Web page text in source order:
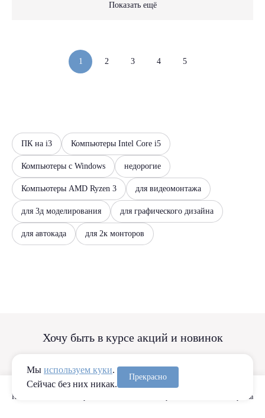
Показать ещё
1 2 3 4 5
ПК на i3 Компьютеры Intel Core i5
Компьютеры с Windows недорогие
Компьютеры AMD Ryzen 3 для видеомонтажа
для 3д моделирования для графического дизайна
для автокада для 2к монторов
Хочу быть в курсе акций и новинок
Каталог Корзина
Мы используем куки.
Сейчас без них никак.
Прекрасно